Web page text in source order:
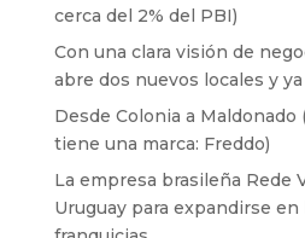
cerca del 2% del PBI)
Con una clara visión de
abre dos nuevos locales y ya
Desde Colonia a
tiene una marca: Freddo)
La empresa brasileña Rede
Uruguay para expandirse